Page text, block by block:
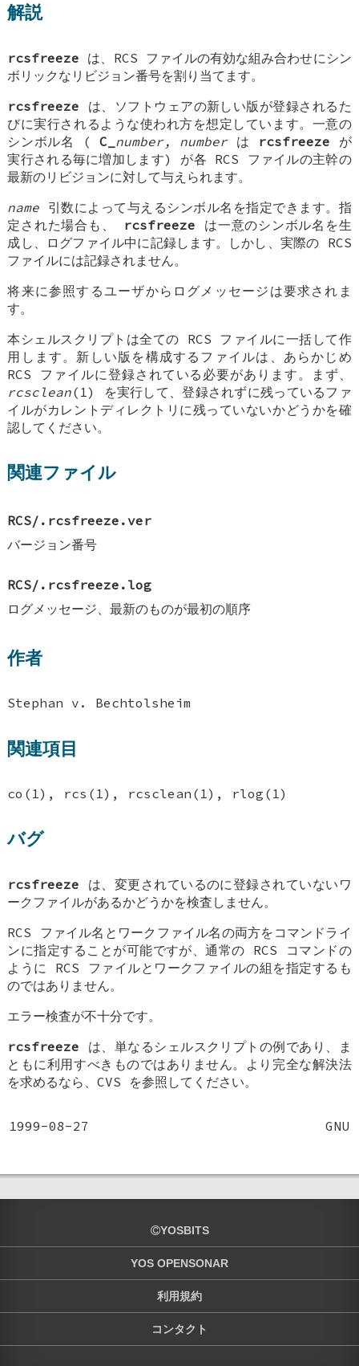
解説
rcsfreeze は、RCS ファイルの有効な組み合わせにシン
ボリックなリビジョン番号を割り当てます。
rcsfreeze は、ソフトウェアの新しい版が登録されるた
びに実行されるような使われ方を想定しています。一意の
シンボル名 ( C_ number, numberは rcsfreeze が
実行される毎に増加します) が各 RCS ファイルの主幹の
最新のリビジョンに対して与えられます。
name 引数によって与えるシンボル名を指定できます。指
定された場合も、 rcsfreeze は一意のシンボル名を生
成し、ログファイル中に記録します。しかし、実際の RCS
ファイルには記録されません。
将来に参照するユーザからログメッセージは要求されま
す。
本シェルスクリプトは全ての RCS ファイルに一括して作
用します。新しい版を構成するファイルは、あらかじめ
RCS ファイルに登録されている必要があります。まず、
rcsclean(1) を実行して、登録されずに残っているファ
イルがカレントディレクトリに残っていないかどうかを確
認してください。
関連ファイル
RCS/.rcsfreeze.ver
バージョン番号
RCS/.rcsfreeze.log
ログメッセージ、最新のものが最初の順序
作者
Stephan v. Bechtolsheim
関連項目
co(1), rcs(1), rcsclean(1), rlog(1)
バグ
rcsfreeze は、変更されているのに登録されていないワ
ークファイルがあるかどうかを検査しません。
RCS ファイル名とワークファイル名の両方をコマンドライ
ンに指定することが可能ですが、通常の RCS コマンドの
ように RCS ファイルとワークファイルの組を指定するも
のではありません。
エラー検査が不十分です。
rcsfreeze は、単なるシェルスクリプトの例であり、ま
ともに利用すべきものではありません。より完全な解決法
を求めるなら、CVS を参照してください。
1999-08-27 GNU
YOSBITS
YOS OPENSONAR
利用規約
コンタクト